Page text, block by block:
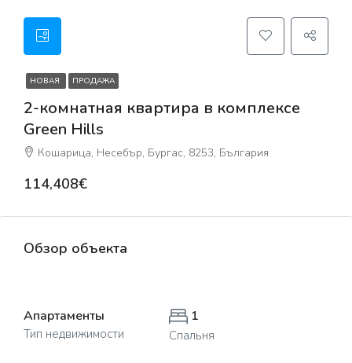
НОВАЯ ПРОДАЖА
2-комнатная квартира в комплексе
Green Hills
Кошарица, Несебър, Бургас, 8253, България
114,408€
Обзор объекта
Апартаменты
Тип недвижимости
1
Спальня